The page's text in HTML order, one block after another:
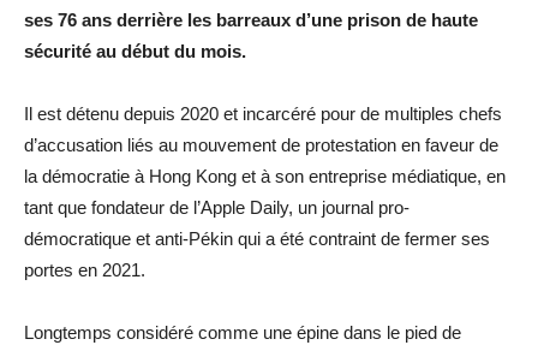
ses 76 ans derrière les barreaux d’une prison de haute
sécurité au début du mois.
Il est détenu depuis 2020 et incarcéré pour de multiples chefs
d’accusation liés au mouvement de protestation en faveur de
la démocratie à Hong Kong et à son entreprise médiatique, en
tant que fondateur de l’Apple Daily, un journal pro-
démocratique et anti-Pékin qui a été contraint de fermer ses
portes en 2021.
Longtemps considéré comme une épine dans le pied de